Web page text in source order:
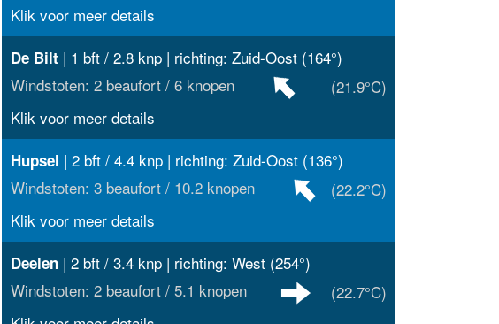
Klik voor meer details
De Bilt| 1 bft / 2.8 knp | richting: Zuid-Oost (164°)
Windstoten: 2 beaufort / 6 knopen
(21.9°C)
Klik voor meer details
Hupsel | 2 bft / 4.4 knp | richting: Zuid-Oost (136°)
Windstoten: 3 beaufort / 10.2 knopen
(22.2°C)
Klik voor meer details
Deelen| 2 bft / 3.4 knp | richting: West (254°)
Windstoten: 2 beaufort / 5.1 knopen
(22.7°C)